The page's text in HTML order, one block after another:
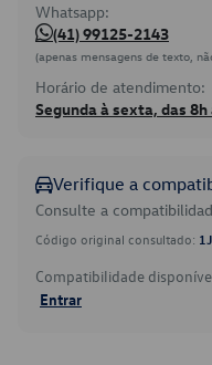
Whatsapp:
(41) 99125-2143
(apenas mensagens de texto,
Horário de atendimento:
Segunda à sexta, das 8h
Verifique a
Consulte a
Código original consultado:
Compatibilidade
Entrar